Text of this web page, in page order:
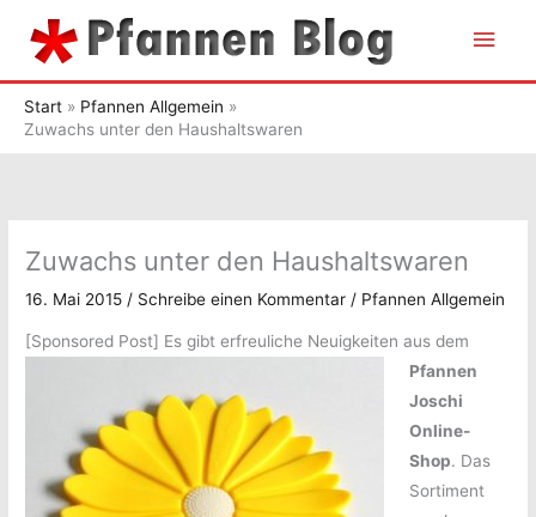
Inhalt
Start
Pfannen Allgemein
Zuwachs unter den Haushaltswaren
Zuwachs unter den Haushaltswaren
16. Mai 2015 / Schreibe einen Kommentar / Pfannen Allgemein
[Sponsored Post] Es gibt erfreuliche Neuigkeiten aus dem
Pfannen
Joschi
Online-
Shop. Das
Sortiment